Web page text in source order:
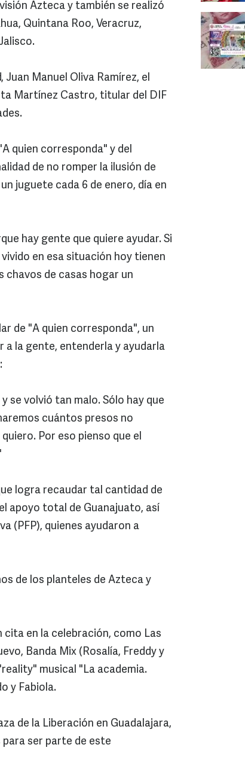
Azteca y también se realizó
Quintana Roo, Veracruz,
Manuel Oliva Ramírez, el
Martínez Castro, titular del DIF
quien corresponda" y del
de no romper la ilusión de
juguete cada 6 de enero, día en
hay gente que quiere ayudar. Si
en esa situación hoy tienen
chavos de casas hogar un
de "A quien corresponda", un
la gente, entenderla y ayudarla
se volvió tan malo. Sólo hay que
cuántos presos no
Por eso pienso que el
logra recaudar tal cantidad de
apoyo total de Guanajuato, así
(PFP), quienes ayudaron a
de los planteles de Azteca y
en la celebración, como Las
Banda Mix (Rosalía, Freddy y
musical "La academia.
y Fabiola.
de la Liberación en Guadalajara,
ser parte de este